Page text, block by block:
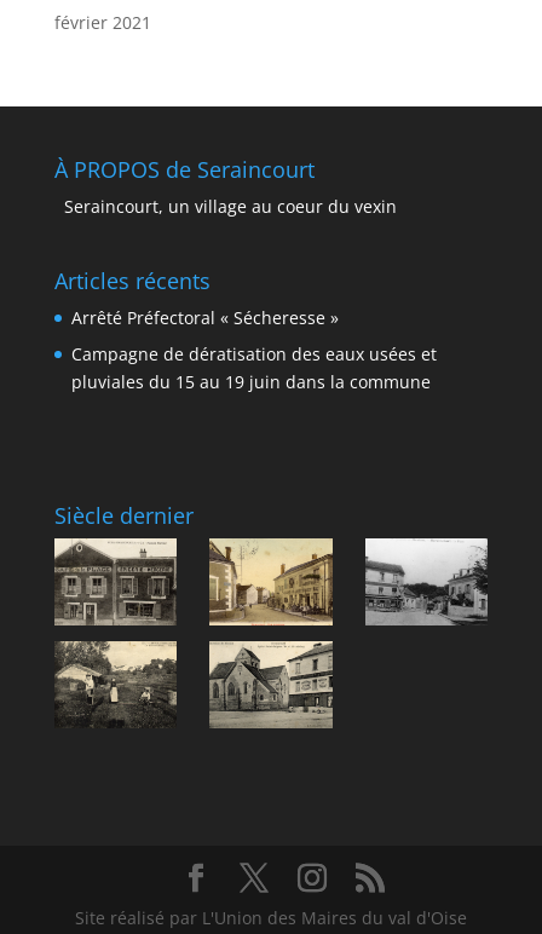
février 2021
À PROPOS de Seraincourt
Seraincourt, un village au coeur du vexin
Articles récents
Arrêté Préfectoral « Sécheresse »
Campagne de dératisation des eaux usées et
pluviales du 15 au 19 juin dans la commune
Siècle dernier
Site réalisé par L'Union des Maires du val d'Oise